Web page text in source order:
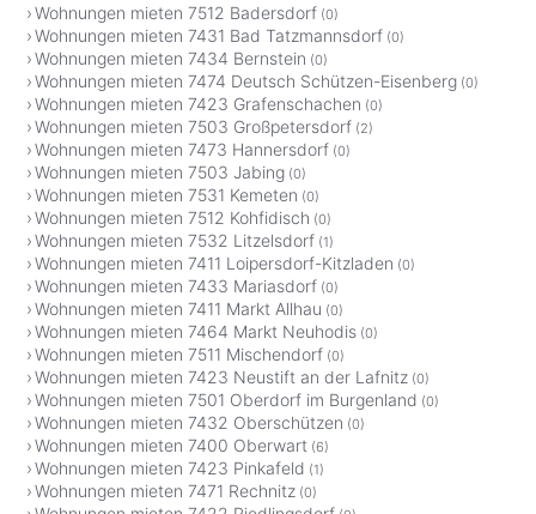
Wohnungen mieten 7512 Badersdorf (0)
Wohnungen mieten 7431 Bad Tatzmannsdorf (0)
Wohnungen mieten 7434 Bernstein (0)
Wohnungen mieten 7474 Deutsch Schützen-Eisenberg (0)
Wohnungen mieten 7423 Grafenschachen (0)
Wohnungen mieten 7503 Großpetersdorf (2)
Wohnungen mieten 7473 Hannersdorf (0)
Wohnungen mieten 7503 Jabing (0)
Wohnungen mieten 7531 Kemeten (0)
Wohnungen mieten 7512 Kohfidisch (0)
Wohnungen mieten 7532 Litzelsdorf (1)
Wohnungen mieten 7411 Loipersdorf-Kitzladen (0)
Wohnungen mieten 7433 Mariasdorf (0)
Wohnungen mieten 7411 Markt Allhau (0)
Wohnungen mieten 7464 Markt Neuhodis (0)
Wohnungen mieten 7511 Mischendorf (0)
Wohnungen mieten 7423 Neustift an der Lafnitz (0)
Wohnungen mieten 7501 Oberdorf im Burgenland (0)
Wohnungen mieten 7432 Oberschützen (0)
Wohnungen mieten 7400 Oberwart (6)
Wohnungen mieten 7423 Pinkafeld (1)
Wohnungen mieten 7471 Rechnitz (0)